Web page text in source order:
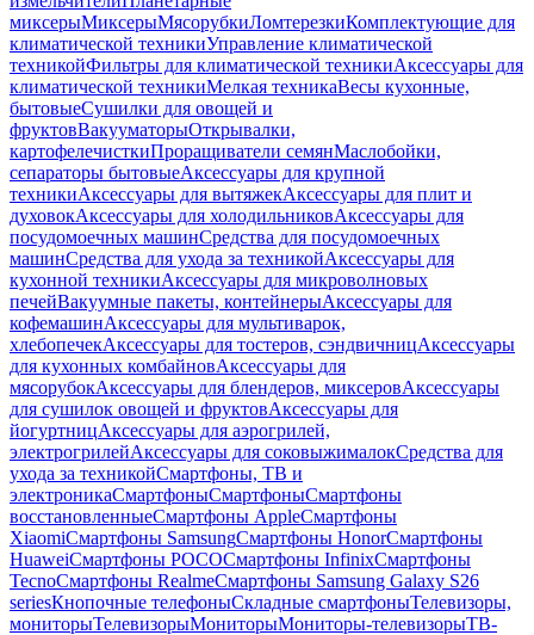
миксерыМиксерыМясорубкиЛомтерезкиКомплектующие для
климатической техникиУправление климатической
техникойФильтры для климатической техникиАксессуары для
климатической техникиМелкая техникаВесы кухонные,
бытовыеСушилки для овощей и
фруктовВакууматорыОткрывалки,
картофелечисткиПроращиватели семянМаслобойки,
сепараторы бытовыеАксессуары для крупной
техникиАксессуары для вытяжекАксессуары для плит и
духовокАксессуары для холодильниковАксессуары для
посудомоечных машинСредства для посудомоечных
машинСредства для ухода за техникойАксессуары для
кухонной техникиАксессуары для микроволновых
печейВакуумные пакеты, контейнерыАксессуары для
кофемашинАксессуары для мультиварок,
хлебопечекАксессуары для тостеров, сэндвичницАксессуары
для кухонных комбайновАксессуары для
мясорубокАксессуары для блендеров, миксеровАксессуары
для сушилок овощей и фруктовАксессуары для
йогуртницАксессуары для аэрогрилей,
электрогрилейАксессуары для соковыжималокСредства для
ухода за техникойСмартфоны, ТВ и
электроникаСмартфоныСмартфоныСмартфоны
восстановленныеСмартфоны AppleСмартфоны
XiaomiСмартфоны SamsungСмартфоны HonorСмартфоны
HuaweiСмартфоны POCOСмартфоны InfinixСмартфоны
TecnoСмартфоны RealmeСмартфоны Samsung Galaxy S26
seriesКнопочные телефоныСкладные смартфоныТелевизоры,
мониторыТелевизорыМониторыМониторы-телевизорыТВ-